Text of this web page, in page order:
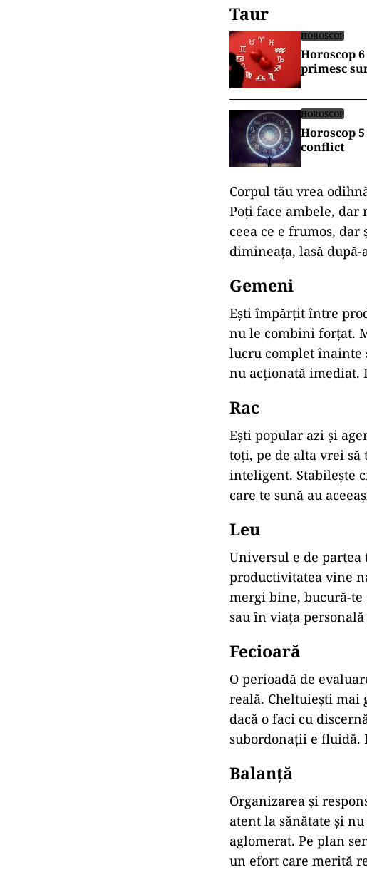
Taur
HOROSCOP
Horoscop
primesc
HOROSCOP
Horoscop
conflict
Corpul tău vrea
Poți face ambele, dar
ceea ce e frumos,
dimineața, lasă după-
Gemeni
Ești împărțit între
nu le combini forțat.
lucru complet înainte
nu acționată imediat.
Rac
Ești popular azi și
toți, pe de alta vrei
inteligent. Stabilește
care te sună au
Leu
Universul e de
productivitatea vine
mergi bine, bucură-te
sau în viața
Fecioară
O perioadă de
reală. Cheltuiești mai
dacă o faci cu
subordonații e fluidă.
Balanță
Organizarea și
atent la sănătate și
aglomerat. Pe plan
un efort care merită